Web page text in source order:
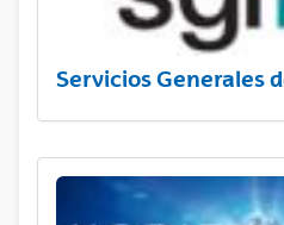
Servicios Generales